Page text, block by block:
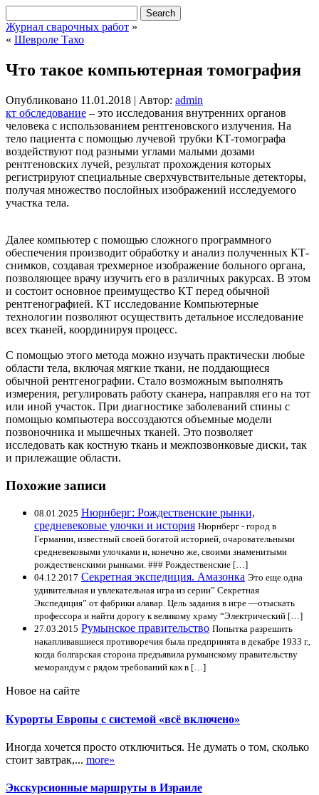
Журнал сварочных работ »
« Шевроле Тахо
Что такое компьютерная томография
Опубликовано 11.01.2018 | Автор: admin
кт обследование – это исследования внутренних органов
человека с использованием рентгеновского излучения. На
тело пациента с помощью лучевой трубки КТ-томографа
воздействуют под разными углами малыми дозами
рентгеновских лучей, результат прохождения которых
регистрируют специальные сверхчувствительные детекторы,
получая множество послойных изображений исследуемого
участка тела.
Далее компьютер с помощью сложного программного
обеспечения производит обработку и анализ полученных КТ-
снимков, создавая трехмерное изображение больного органа,
позволяющее врачу изучить его в различных ракурсах. В этом
и состоит основное преимущество КТ перед обычной
рентгенографией. КТ исследование Компьютерные
технологии позволяют осуществить детальное исследование
всех тканей, координируя процесс.
С помощью этого метода можно изучать практически любые
области тела, включая мягкие ткани, не поддающиеся
обычной рентгенографии. Стало возможным выполнять
измерения, регулировать работу сканера, направляя его на тот
или иной участок. При диагностике заболеваний спины с
помощью компьютера воссоздаются объемные модели
позвоночника и мышечных тканей. Это позволяет
исследовать как костную ткань и межпозвонковые диски, так
и прилежащие области.
Похожие записи
08.01.2025 Нюрнберг: Рождественские рынки,
средневековые улочки и история Нюрнберг - город в
Германии, известный своей богатой историей, очаровательными
средневековыми улочками и, конечно же, своими знаменитыми
рождественскими рынками. ### Рождественские […]
04.12.2017 Секретная экспедиция. Амазонка Это еще одна
удивительная и увлекательная игра из серии” Секретная
Экспедиция” от фабрики алавар. Цель задания в игре —отыскать
профессора и найти дорогу к великому храму “Электрический […]
27.03.2015 Румынское правительство Попытка разрешить
накапливавшиеся противоречия была предпринята в декабре 1933 г.,
когда болгарская сторона предъявила румынскому правительству
меморандум с рядом требований как в […]
Новое на сайте
Курорты Европы с системой «всё включено»
Иногда хочется просто отключиться. Не думать о том, сколько
стоит завтрак,... more»
Экскурсионные маршруты в Израиле